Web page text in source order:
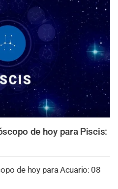
de hoy para Piscis:
de hoy para Acuario: 08